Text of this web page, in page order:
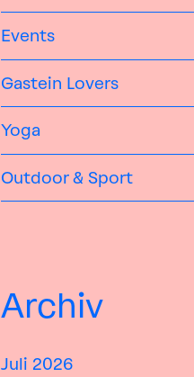
Events
Gastein Lovers
Yoga
Outdoor & Sport
Archiv
Juli 2026